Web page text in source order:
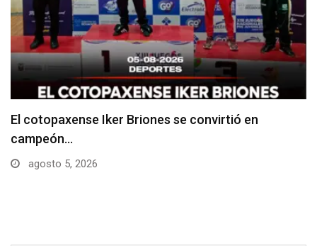
El club básico Huracán conmemoró 50 años de…
junio 21, 2026